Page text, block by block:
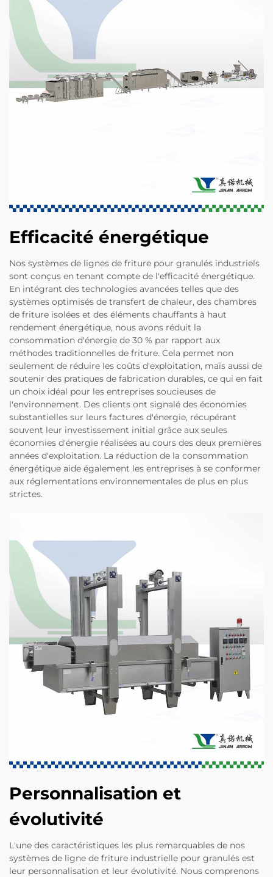
Efficacité énergétique
Nos systèmes de lignes de friture pour granulés industriels
sont conçus en tenant compte de l'efficacité énergétique.
En intégrant des technologies avancées telles que des
systèmes optimisés de transfert de chaleur, des chambres
de friture isolées et des éléments chauffants à haut
rendement énergétique, nous avons réduit la
consommation d'énergie de 30 % par rapport aux
méthodes traditionnelles de friture. Cela permet non
seulement de réduire les coûts d'exploitation, mais aussi de
soutenir des pratiques de fabrication durables, ce qui en fait
un choix idéal pour les entreprises soucieuses de
l'environnement. Des clients ont signalé des économies
substantielles sur leurs factures d'énergie, récupérant
souvent leur investissement initial grâce aux seules
économies d'énergie réalisées au cours des deux premières
années d'exploitation. La réduction de la consommation
énergétique aide également les entreprises à se conformer
aux réglementations environnementales de plus en plus
strictes.
Personnalisation et
évolutivité
L'une des caractéristiques les plus remarquables de nos
systèmes de ligne de friture industrielle pour granulés est
leur personnalisation et leur évolutivité. Nous comprenons